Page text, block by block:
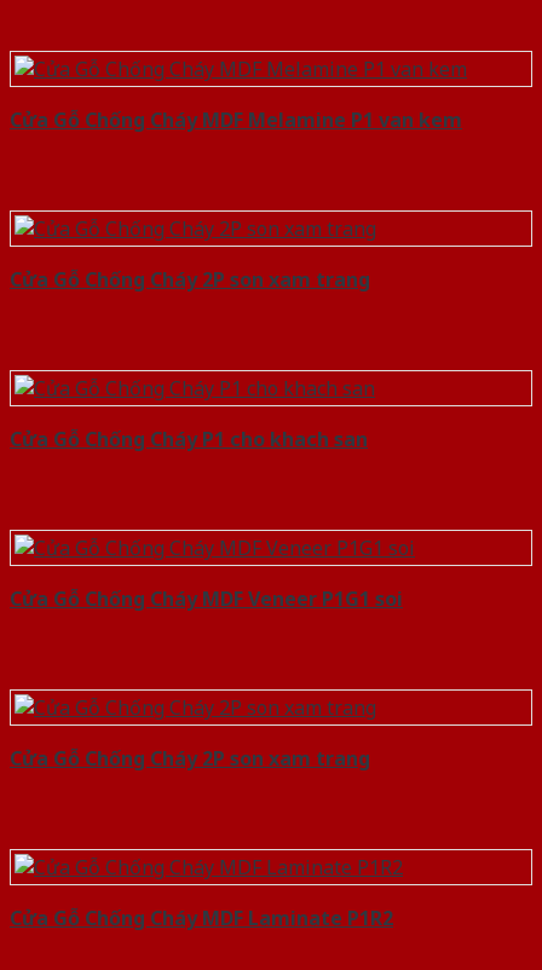
Cửa Gỗ Chống Cháy MDF Melamine P1 van kem
Cửa Gỗ Chống Cháy 2P son xam trang
Cửa Gỗ Chống Cháy P1 cho khach san
Cửa Gỗ Chống Cháy MDF Veneer P1G1 soi
Cửa Gỗ Chống Cháy 2P son xam trang
Cửa Gỗ Chống Cháy MDF Laminate P1R2